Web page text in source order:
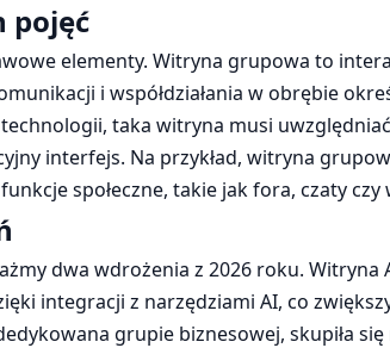
pojęć
elementy. Witryna grupowa to
i współdziałania w obrębie
taka witryna musi
interfejs. Na przykład, witryna
społeczne, takie jak fora, czaty czy
dwa wdrożenia z 2026 roku. Witryna
integracji z narzędziami AI, co
grupie biznesowej, skupiła